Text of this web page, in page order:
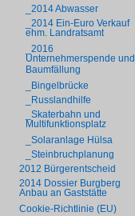
_2014 Abwasser
_2014 Ein-Euro Verkauf
ehm. Landratsamt
_2016
Unternehmerspende und
Baumfällung
_Bingelbrücke
_Russlandhilfe
_Skaterbahn und
Multifunktionsplatz
_Solaranlage Hülsa
_Steinbruchplanung
2012 Bürgerentscheid
2014 Dossier Burgberg
Anbau an Gaststätte
Cookie-Richtlinie (EU)